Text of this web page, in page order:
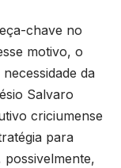
chave no
motivo, o
da
Salvaro
criciumense
para